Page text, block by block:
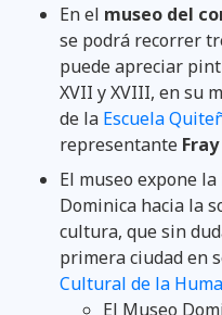
En el museo del
se podrá recorrer
puede apreciar
XVII y XVIII, en su
de la Escuela
representante
El museo expone
Dominica hacia la
cultura, que sin
primera ciudad en
Cultural de la
El Museo